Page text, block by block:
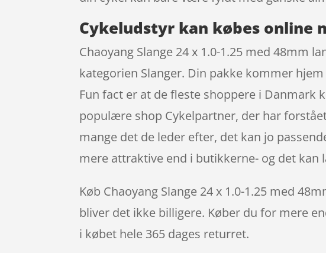
Cykeludstyr kan købes online
Chaoyang Slange 24 x 1.0-1.25 med 48mm
kategorien Slanger. Din pakke kommer
Fun fact er at de fleste shoppere i Danmark
populære shop Cykelpartner, der har
mange det de leder efter, det kan jo
mere attraktive end i butikkerne- og det
Køb Chaoyang Slange 24 x 1.0-1.25 med
bliver det ikke billigere. Køber du for mere
i købet hele 365 dages returret.